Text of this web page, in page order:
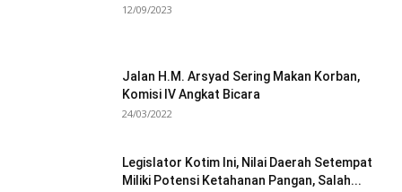
12/09/2023
Jalan H.M. Arsyad Sering Makan Korban,
Komisi IV Angkat Bicara
24/03/2022
Legislator Kotim Ini, Nilai Daerah Setempat
Miliki Potensi Ketahanan Pangan, Salah...